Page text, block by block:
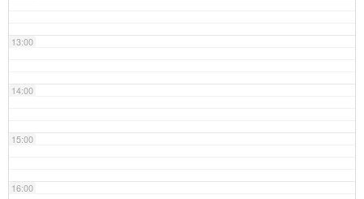
13:00
14:00
15:00
16:00